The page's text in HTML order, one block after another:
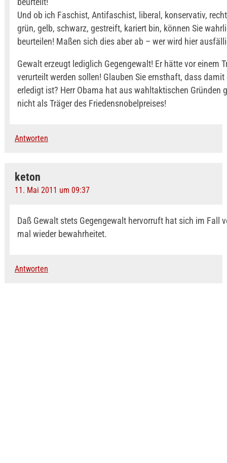
Und ob ich Faschist, Antifaschist, liberal, konservativ,
grün, gelb, schwarz, gestreift, kariert bin, können Sie
beurteilen! Maßen sich dies aber ab – wer wird hier
Gewalt erzeugt lediglich Gegengewalt! Er hätte vor einem
verurteilt werden sollen! Glauben Sie ernsthaft, dass damit
erledigt ist? Herr Obama hat aus wahltaktischen Gründen
nicht als Träger des Friedensnobelpreises!
Antworten
keton
11. Mai 2011 um 09:37
Daß Gewalt stets Gegengewalt hervorruft hat sich im Fall
mal wieder bewahrheitet.
Antworten